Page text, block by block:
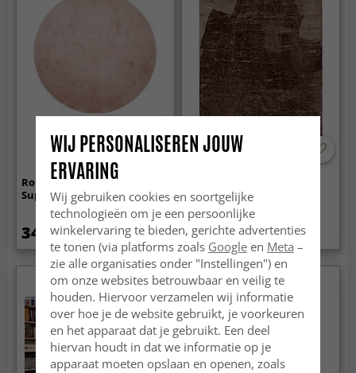
Ronde vloerkleden - Aranga
Super Soft Fur (roze)
34.99 €
Aranga Super Soft Fur
(donker bruin)
34.99 €
WIJ PERSONALISEREN JOUW
ERVARING
Wij gebruiken cookies en soortgelijke
technologieën om je een persoonlijke
winkelervaring te bieden, gerichte advertenties
te tonen (via platforms zoals Googleen Meta –
zie alle organisaties onder "Instellingen") en
om onze websites betrouwbaar en veilig te
houden. Hiervoor verzamelen wij informatie
over hoe je de website gebruikt, je voorkeuren
en het apparaat dat je gebruikt. Een deel
hiervan houdt in dat we informatie op je
apparaat moeten opslaan en openen, zoals